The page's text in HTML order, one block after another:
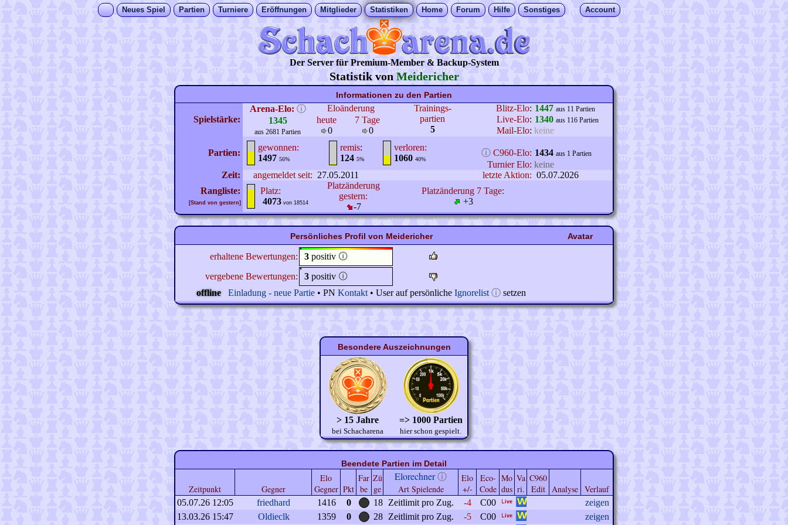
Neues Spiel Partien Turniere Eröffnungen Mitglieder Statistiken Home Forum Hilfe Sonstiges Account
Der Server für Premium-Member & Backup-System
Statistik von Meidericher
Informationen zu den Partien
Spielstärke:
Arena-Elo: ⓘ
1345
aus 2681 Partien
Eloänderung
Trainings-
partien
5
Blitz-Elo: 1447 aus 11 Partien
heute
0
7 Tage
0
Live-Elo: 1340 aus 116 Partien
Mail-Elo: keine
Partien:
gewonnen:
1497 56%
remis:
124 5%
verloren:
1060 40%
ⓘ C960-Elo: 1434 aus 1 Partien
Turnier Elo: keine
Zeit:
angemeldet seit: 27.05.2011 letzte Aktion: 05.07.2026
Rangliste:
[Stand von gestern]
Platz:
4073 von 18514
Platzänderung
gestern:
-7
Platzänderung 7 Tage:
+3
Persönliches Profil von Meidericher Avatar
erhaltene Bewertungen: 3 positiv 🛈
vergebene Bewertungen:
3 positiv 🛈
offline
Einladung - neue Partie • PN Kontakt • User auf persönliche Ignorelist ⓘ setzen
Besondere Auszeichnungen
> 15 Jahre
bei Schacharena
=> 1000 Partien
hier schon gespielt.
Beendete Partien im Detail
Zeitpunkt Gegner
Elo
Gegner Pkt
Far
be
Zü
ge
Elorechnerⓘ
Art Spielende
Elo
+/-
Eco-
Code
Mo
dus
Va
ri.
C960
Edit
Analyse Verlauf
05.07.26 12:05 friedhard 1416 0 18 Zeitlimit pro Zug. -4 C00
zeigen
13.03.26 15:47
Oldieclk 1359 0 28 Zeitlimit pro Zug. -5 C00 zeigen